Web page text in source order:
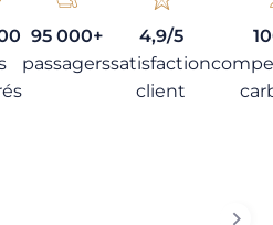
95 000+
passagers
4,9/5
satisfaction
client